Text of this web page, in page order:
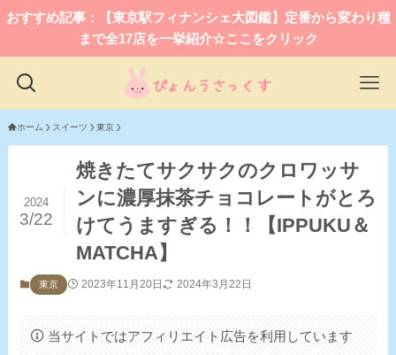
おすすめ記事：【東京駅フィナンシェ大図鑑】定番から変わり種
まで全17店を一挙紹介☆ここをクリック
ホーム スイーツ 東京
焼きたてサクサクのクロワッサ
ンに濃厚抹茶チョコレートがとろ
けてうますぎる！！【IPPUKU＆
MATCHA】
2024
3/22
東京 2023年11月20日 2024年3月22日
当サイトではアフィリエイト広告を利用しています